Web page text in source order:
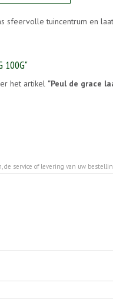
sfeervolle tuincentrum en
100G"
het artikel "Peul de grace
service of levering van uw